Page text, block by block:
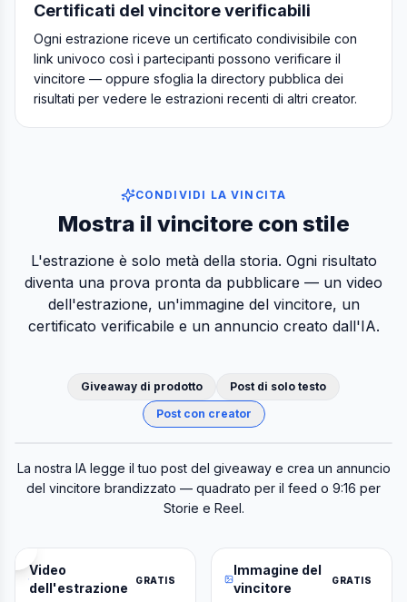
Certificati del vincitore verificabili
Ogni estrazione riceve un certificato condivisibile con
link univoco così i partecipanti possono verificare il
vincitore — oppure sfoglia la directory pubblica dei
risultati per vedere le estrazioni recenti di altri creator.
CONDIVIDI LA VINCITA
Mostra il vincitore con stile
L'estrazione è solo metà della storia. Ogni risultato
diventa una prova pronta da pubblicare — un video
dell'estrazione, un'immagine del vincitore, un
certificato verificabile e un annuncio creato dall'IA.
Giveaway di prodotto
Post di solo testo
Post con creator
Post originale Annuncio vincente IA
La nostra IA legge il tuo post del giveaway e crea un annuncio
del vincitore brandizzato — quadrato per il feed o 9:16 per
Storie e Reel.
Video
dell'estrazione
GRATIS
Immagine del
vincitore
GRATIS